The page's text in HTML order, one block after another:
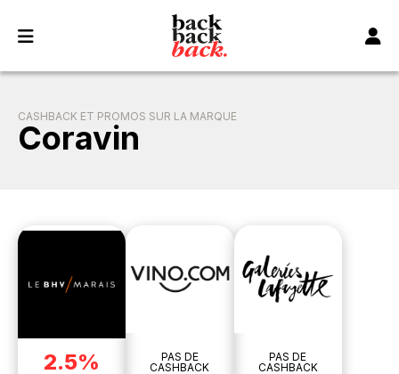
CASHBACK ET PROMOS SUR LA MARQUE
Coravin
2.5%
PAS DE
CASHBACK
PAS DE
CASHBACK